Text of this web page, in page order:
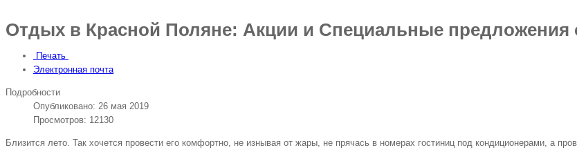
Отдых в Красной Поляне: Акции и Специальные предложения
Печать
Электронная почта
Подробности
Опубликовано: 26 мая 2019
Просмотров: 12130
Близится лето. Так хочется провести его комфортно, не изнывая от жары, не прячась в номерах гостиниц под кондиционерами, а